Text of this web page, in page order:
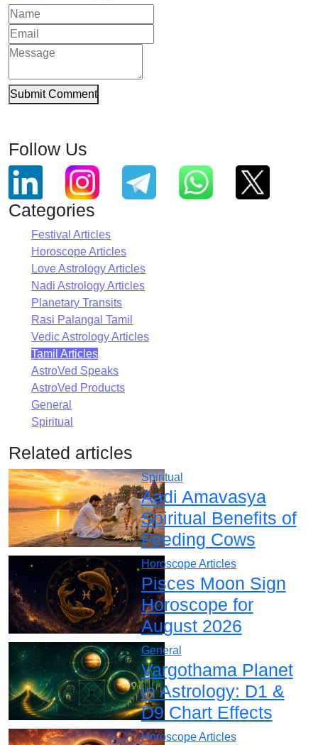
Submit Comment
Follow Us
Categories
Festival Articles
Horoscope Articles
Love Astrology Articles
Nadi Astrology Articles
Planetary Transits
Rasi Palangal Tamil
Vedic Astrology Articles
Tamil Articles
AstroVed Speaks
AstroVed Products
General
Spiritual
Related articles
Spiritual
Aadi Amavasya
Spiritual Benefits of
Feeding Cows
Horoscope Articles
Pisces Moon Sign
Horoscope for
August 2026
General
Vargothama Planet
in Astrology: D1 &
D9 Chart Effects
Horoscope Articles